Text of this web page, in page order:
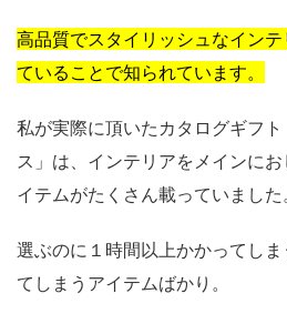
高品質でスタイリッシュなイン
ていることで知られています。
私が実際に頂いたカタログギフ
ス」は、インテリアをメインに
イテムがたくさん載っていました
選ぶのに１時間以上かかってし
てしまうアイテムばかり。